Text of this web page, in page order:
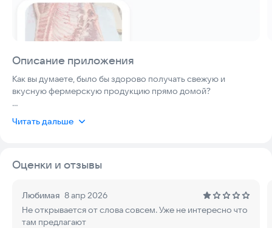
Описание приложения
Как вы думаете, было бы здорово получать свежую и
вкусную фермерскую продукцию прямо домой?
приложение.
*Временно доставка осуществляется в Ростове-на-Дону,
Батайске и Аксае
Читать дальше
Оценки и отзывы
Любимая 8 апр 2026
Не открывается от слова совсем. Уже не интересно что
там предлагают